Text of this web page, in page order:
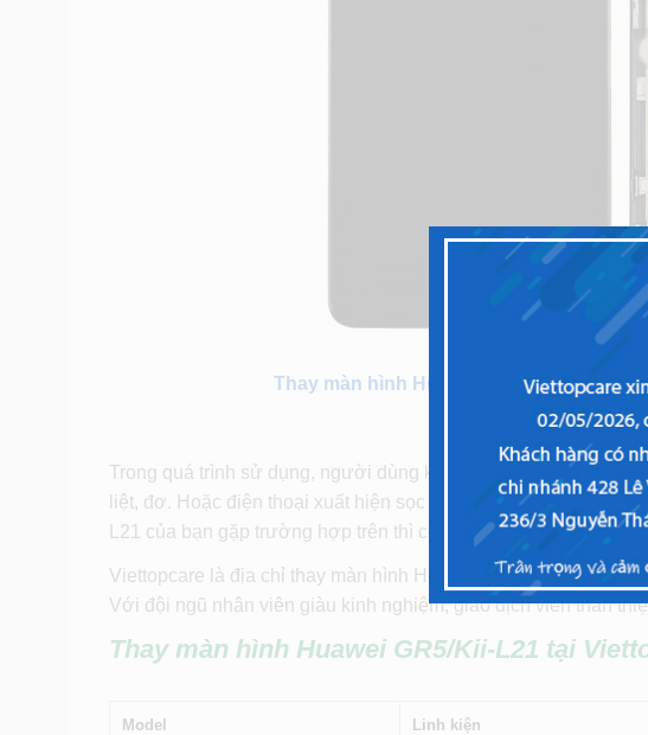
Thay màn hình Huawei GR5/Kii-L21
Trong quá trình sử dụng, người dùng không may làm cho điện
liệt, đơ. Hoặc điện thoại xuất hiện sọc ngang, dọc làm màn
L21 của bạn gặp trường hợp trên thì có thể màn hình điện
Viettopcare là địa chỉ thay màn hình Huawei GR5/Kii-L21 uy
Với đội ngũ nhân viên giàu kinh nghiệm, giao dịch viên thân
Thay màn hình Huawei GR5/Kii-L21 tại
Model Linh kiện